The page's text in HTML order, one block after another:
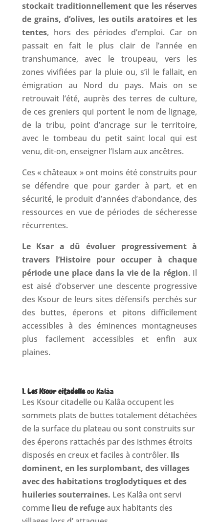
stockait traditionnellement que les réserves
de grains, d’olives, les outils aratoires et les
tentes, hors des périodes d’emploi. Car on
passait en fait le plus clair de l’année en
transhumance, avec le troupeau, vers les
zones vivifiées par la pluie ou, s’il le fallait, en
émigration au Nord du pays. Mais on se
retrouvait l’été, auprès des terres de culture,
de ces greniers qui portent le nom de lignage,
de la tribu, point d’ancrage sur le territoire,
avec le tombeau du petit saint local qui est
venu, dit-on, enseigner l’Islam aux ancêtres.
Ces « châteaux » ont moins été construits pour
se défendre que pour garder à part, et en
sécurité, le produit d’années d’abondance, des
ressources en vue de périodes de sécheresse
récurrentes.
Le Ksar a dû évoluer progressivement à
travers l’Histoire pour occuper à chaque
période une place dans la vie de la région. Il
est aisé d’observer une descente progressive
des Ksour de leurs sites défensifs perchés sur
des buttes, éperons et pitons difficilement
accessibles à des éminences montagneuses
plus facilement accessibles et enfin aux
plaines.
1. Les Ksour citadelleou Kalâa
Les Ksour citadelle ou Kalâa occupent les
sommets plats de buttes totalement détachées
de la surface du plateau ou sont construits sur
des éperons rattachés par des isthmes étroits
disposés en creux et faciles à contrôler. Ils
dominent, en les surplombant, des villages
avec des habitations troglodytiques et des
huileries souterraines. Les Kalâa ont servi
comme lieu de refugeaux habitants des